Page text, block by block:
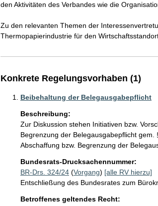
den Aktivitäten des Verbandes wie die
Zu den relevanten Themen der
Thermopapierindustrie für den
Konkrete Regelungsvorhaben (1)
Beibehaltung der Belegausgabepflicht
Beschreibung:
Zur Diskussion stehen Initiativen bzw.
Begrenzung der Belegausgabepflicht
Abschaffung bzw. Begrenzung der
Bundesrats-Drucksachennummer:
BR-Drs. 324/24(Vorgang) [alle RV hierzu]
Entschließung des Bundesrates zum
Betroffenes geltendes Recht: